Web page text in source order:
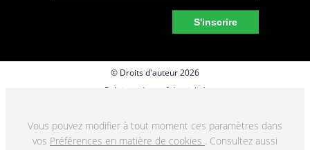
S'inscrire
© Droits d'auteur 2026
Politique de confidentialité
Termes et conditions
Vous pouvez modifier à tout moment ces paramètres dans
vos Préférences en matière de cookies . Consultez aussi